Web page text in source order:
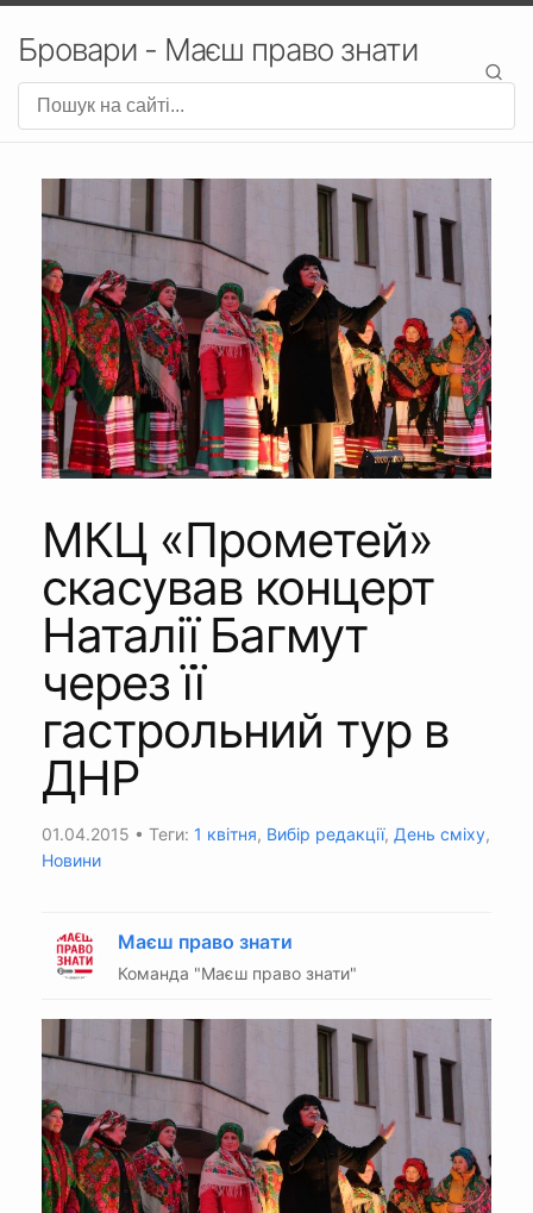
Бровари - Маєш право знати
МКЦ «Прометей»
скасував концерт
Наталії Багмут
через її
гастрольний тур в
ДНР
01.04.2015 • Теги: 1 квітня, Вибір редакції, День сміху,
Новини
Маєш право знати
Команда "Маєш право знати"